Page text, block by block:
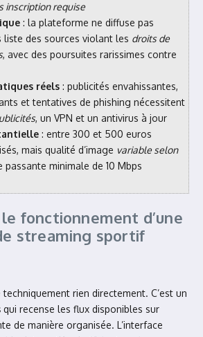
inscription requise
: la plateforme ne diffuse pas
liste des sources violant les droits de
, avec des poursuites rarissimes contre
réels : publicités envahissantes,
et tentatives de phishing nécessitent
, un VPN et un antivirus à jour
: entre 300 et 500 euros
mais qualité d’image variable selon
minimale de 10 Mbps
fonctionnement d’une
streaming sportif
rien directement. C’est un
qui recense les flux disponibles sur
de manière organisée. L’interface